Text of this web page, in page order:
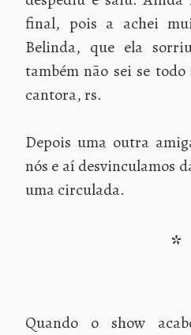
final, pois a achei
Belinda, que ela
também não sei se todo
cantora, rs.
Depois uma outra
nós e aí desvinculamos
uma circulada.
*
Quando o show